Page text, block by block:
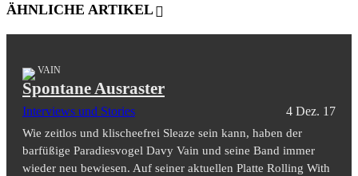
ÄHNLICHE ARTIKEL
VAIN
Spontane Ausraster
Interviews und Stories 4 Dez. 17
Wie zeitlos und klischeefrei Sleaze sein kann, haben der
barfüßige Paradiesvogel Davy Vain und seine Band immer
wieder neu bewiesen. Auf seiner aktuellen Platte Rolling With